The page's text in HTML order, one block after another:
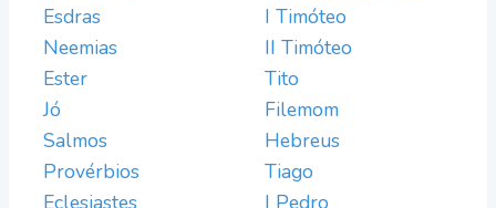
Esdras
Neemias
Ester
Jó
Salmos
Provérbios
Eclesiastes
I Timóteo
II Timóteo
Tito
Filemom
Hebreus
Tiago
I Pedro